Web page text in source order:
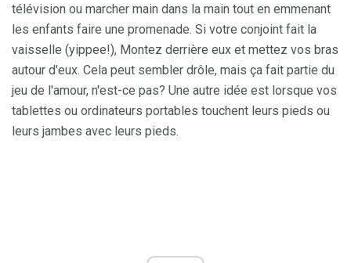
télévision ou marcher main dans la main tout en emmenant
les enfants faire une promenade. Si votre conjoint fait la
vaisselle (yippee!), Montez derrière eux et mettez vos bras
autour d'eux. Cela peut sembler drôle, mais ça fait partie du
jeu de l'amour, n'est-ce pas? Une autre idée est lorsque vos
tablettes ou ordinateurs portables touchent leurs pieds ou
leurs jambes avec leurs pieds.